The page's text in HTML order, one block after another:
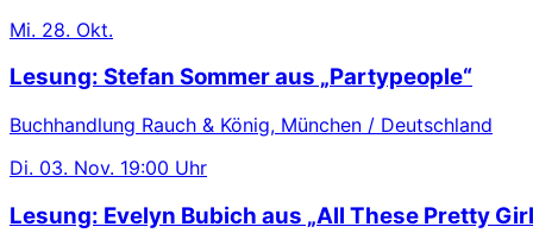
Mi. 28. Okt.
Lesung: Stefan Sommer aus „Partypeople“
Buchhandlung Rauch & König, München / Deutschland
Di. 03. Nov. 19:00 Uhr
Lesung: Evelyn Bubich aus „All These Pretty